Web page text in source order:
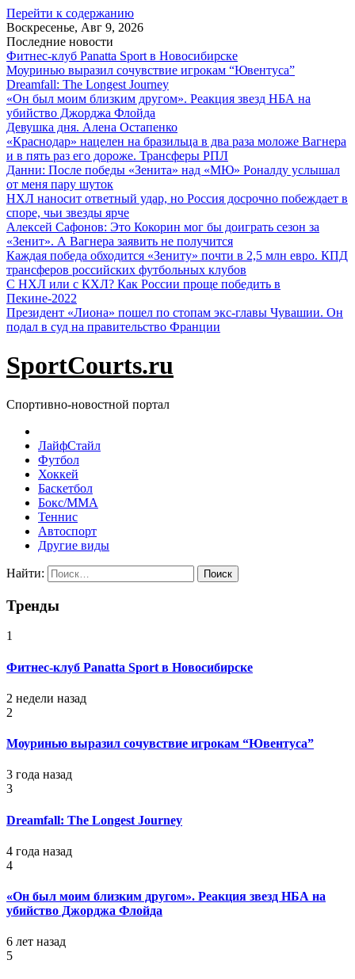
Перейти к содержанию
Воскресенье, Авг 9, 2026
Последние новости
Фитнес-клуб Panatta Sport в Новосибирске
Моуринью выразил сочувствие игрокам “Ювентуса”
Dreamfall: The Longest Journey
«Он был моим близким другом». Реакция звезд НБА на
убийство Джорджа Флойда
Девушка дня. Алена Остапенко
«Краснодар» нацелен на бразильца в два раза моложе Вагнера
и в пять раз его дороже. Трансферы РПЛ
Данни: После победы «Зенита» над «МЮ» Роналду услышал
от меня пару шуток
НХЛ наносит ответный удар, но Россия досрочно побеждает в
споре, чьи звезды ярче
Алексей Сафонов: Это Кокорин мог бы доиграть сезон за
«Зенит». А Вагнера заявить не получится
Каждая победа обходится «Зениту» почти в 2,5 млн евро. КПД
трансферов российских футбольных клубов
С НХЛ или с КХЛ? Как России проще победить в
Пекине-2022
Президент «Лиона» пошел по стопам экс-главы Чувашии. Он
подал в суд на правительство Франции
SportCourts.ru
Спортивно-новостной портал
ЛайфСтайл
Футбол
Хоккей
Баскетбол
Бокс/MMA
Теннис
Автоспорт
Другие виды
Найти:
Тренды
1
Фитнес-клуб Panatta Sport в Новосибирске
2 недели назад
2
Моуринью выразил сочувствие игрокам “Ювентуса”
3 года назад
3
Dreamfall: The Longest Journey
4 года назад
4
«Он был моим близким другом». Реакция звезд НБА на
убийство Джорджа Флойда
6 лет назад
5